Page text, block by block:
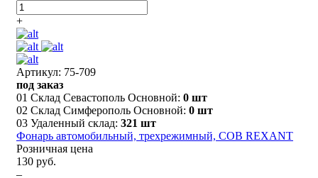
+
Артикул: 75-709
под заказ
01 Склад Севастополь Основной: 0 шт
02 Склад Симферополь Основной: 0 шт
03 Удаленный склад: 321 шт
Фонарь автомобильный, трехрежимный, СОВ REXANT
Розничная цена
130 руб.
–